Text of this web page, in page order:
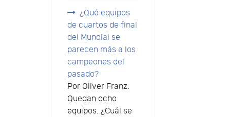
¿Qué equipos
de cuartos de final
del Mundial se
parecen más a los
campeones del
pasado?
Por Oliver Franz.
Quedan ocho
equipos. ¿Cuál se